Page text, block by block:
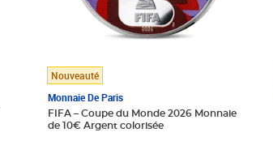
Nouveauté
Monnaie De Paris
FIFA – Coupe du Monde 2026 Monnaie
de 10€ Argent colorisée